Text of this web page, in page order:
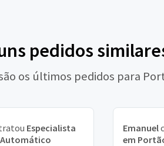
pedidos
os últimos pedidos para
Especialista
Emanuel
em